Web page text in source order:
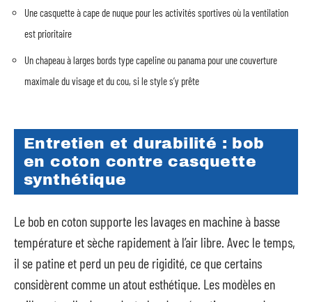
Une casquette à cape de nuque pour les activités sportives où la ventilation
est prioritaire
Un chapeau à larges bords type capeline ou panama pour une couverture
maximale du visage et du cou, si le style s’y prête
Entretien et durabilité : bob
en coton contre casquette
synthétique
Le bob en coton supporte les lavages en machine à basse
température et sèche rapidement à l’air libre. Avec le temps,
il se patine et perd un peu de rigidité, ce que certains
considèrent comme un atout esthétique. Les modèles en